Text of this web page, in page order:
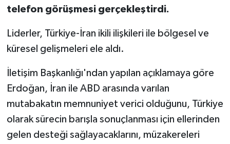
telefon görüşmesi gerçekleştirdi.
Liderler, Türkiye-İran ikili ilişkileri ile bölgesel ve
küresel gelişmeleri ele aldı.
İletişim Başkanlığı'ndan yapılan açıklamaya göre
Erdoğan, İran ile ABD arasında varılan
mutabakatın memnuniyet verici olduğunu, Türkiye
olarak sürecin barışla sonuçlanması için ellerinden
gelen desteği sağlayacaklarını, müzakereleri